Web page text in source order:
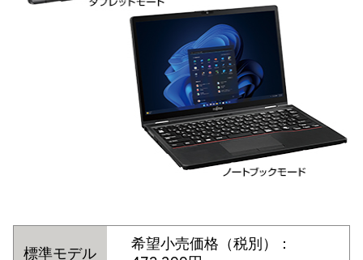
標準モデル
希望小売価格（税別）：